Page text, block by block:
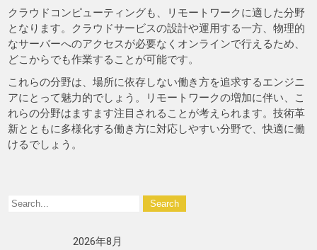
クラウドコンピューティングも、リモートワークに適した分野
となります。クラウドサービスの設計や運用する一方、物理的
なサーバーへのアクセスが必要なくオンラインで行えるため、
どこからでも作業することが可能です。
これらの分野は、場所に依存しない働き方を追求するエンジニ
アにとって魅力的でしょう。リモートワークの増加に伴い、こ
れらの分野はますます注目されることが考えられます。技術革
新とともに多様化する働き方に対応しやすい分野で、快適に働
けるでしょう。
2026年8月